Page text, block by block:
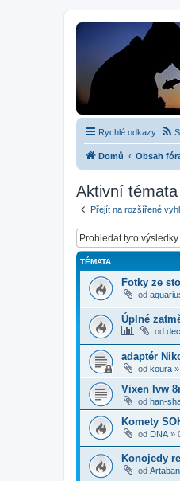
Rychlé odkazy
Domů Obsah
Aktivní témata
Přejít na rozšířené
TÉMATA
Fotky ze
od
Úplné
od
adaptér
od koura »
Vixen lvw
od han-
Komety
od DNA »
Konojedy
od Artaban